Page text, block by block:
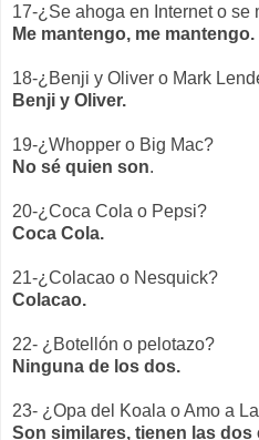
17-¿Se ahoga en Internet o se
Me mantengo, me mantengo.
18-¿Benji y Oliver o Mark
Benji y Oliver.
19-¿Whopper o Big Mac?
No sé quien son.
20-¿Coca Cola o Pepsi?
Coca Cola.
21-¿Colacao o Nesquick?
Colacao.
22- ¿Botellón o pelotazo?
Ninguna de los dos.
23- ¿Opa del Koala o Amo a
Son similares, tienen las